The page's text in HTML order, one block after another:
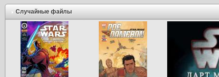
Случайные файлы